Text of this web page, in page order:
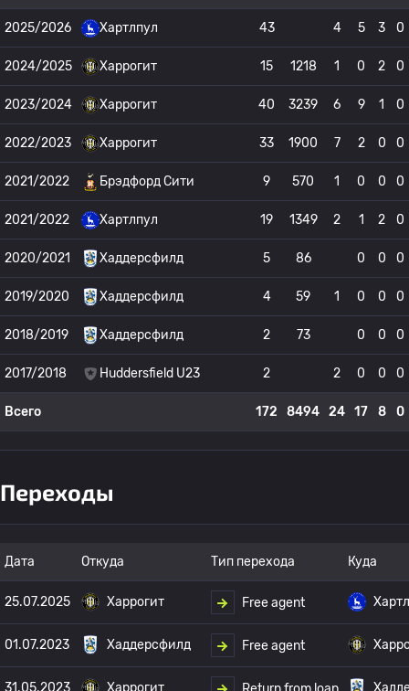
2025/2026 Хартлпул 43 4 5 3 0
2024/2025 Харрогит 15 1218 1 0 2 0
2023/2024 Харрогит 40 3239 6 9 1 0
2022/2023 Харрогит 33 1900 7 2 0 0
2021/2022 Брэдфорд Сити 9 570 1 0 0 0
2021/2022 Хартлпул 19 1349 2 1 2 0
2020/2021 Хаддерсфилд 5 86 0 0 0
2019/2020 Хаддерсфилд 4 59 1 0 0 0
2018/2019 Хаддерсфилд 2 73 0 0 0
2017/2018 Huddersfield U23 2 2 0 0 0
Всего 172 8494 24 17 8 0
Переходы
Дата Откуда Тип перехода Куда
25.07.2025 Харрогит Free agent
01.07.2023 Хаддерсфилд Free agent
31.05.2023 Харрогит